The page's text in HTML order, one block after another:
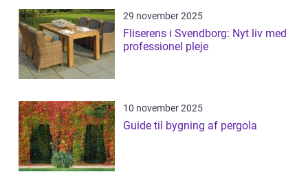
29 november 2025
Fliserens i Svendborg: Nyt liv med
professionel pleje
10 november 2025
Guide til bygning af pergola